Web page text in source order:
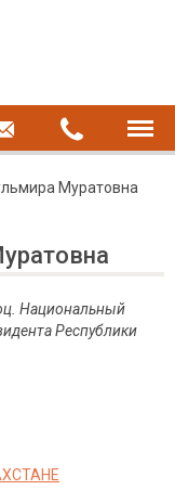
Муратовна
Национальный
Республики